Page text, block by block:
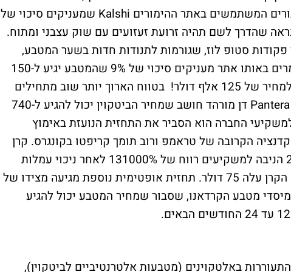
יצליח, עוד לפני סוף השנה. כך לפחות סבורים המשתמשים באתר ההימורים Kalshi שמעניקים סיכוי של
נראה שהדרך לשם תהיה זרועת זעזועים עם שוק עצבני ומתוח.
סטופ לוז, שגורמות לתנודות חדות בשער המטבע,
ולאחר מכן מתחדשות העליות. אגב, המהמרים באותו אתר מעניקים סיכוי של 9% שהמטבע יגיע ל-150
אלף דולר עד סוף השנה, וסיכוי של 50% למחיר של 125 אלף דולר! בטווח הארוך יותר שוב מתחילים
להישמע מספרים דימיוניים. מנכ"ל חברת Pantera דן מורהד חושב שמחיר הביטקוין יכול להגיע ל-740
שנת 2028. במכתב למשקיעי החברה הוא הסביר את התחזית הנועזת באימוץ
הקרובה של טראמפ ורוב תומך קריפטו בקונגרס. קרן
הביטקוין של החברה שהושקה ביולי 2013 הניבה למשקיעים רווח של 131000% לאחר ניכוי עמלות
והוצאות. מטבע הביטקוין הראשון שקנתה הקרן עלה 75 דולר. תחזית אופטימית נוספת מגיעה מצידו של
מטבע הקרדאנו, שסבור שמחיר המטבע יכול להגיע
באלטקוינים (מטבעות אלטרנטיביים לביטקוין),